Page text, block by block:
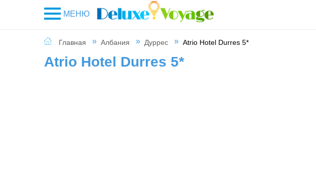
МЕНЮ
Главная Албания Дуррес Atrio Hotel Durres 5*
Atrio Hotel Durres 5*